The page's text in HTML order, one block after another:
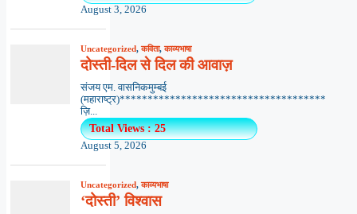
August 3, 2026
Uncategorized,कविता,काव्यभाषा
दोस्ती-दिल से दिल की आवाज़
संजय एम. वासनिकमुम्बई
(महाराष्ट्र)*************************************
ज़ि...
Total Views : 25
August 5, 2026
Uncategorized,काव्यभाषा
‘दोस्ती’ विश्वास